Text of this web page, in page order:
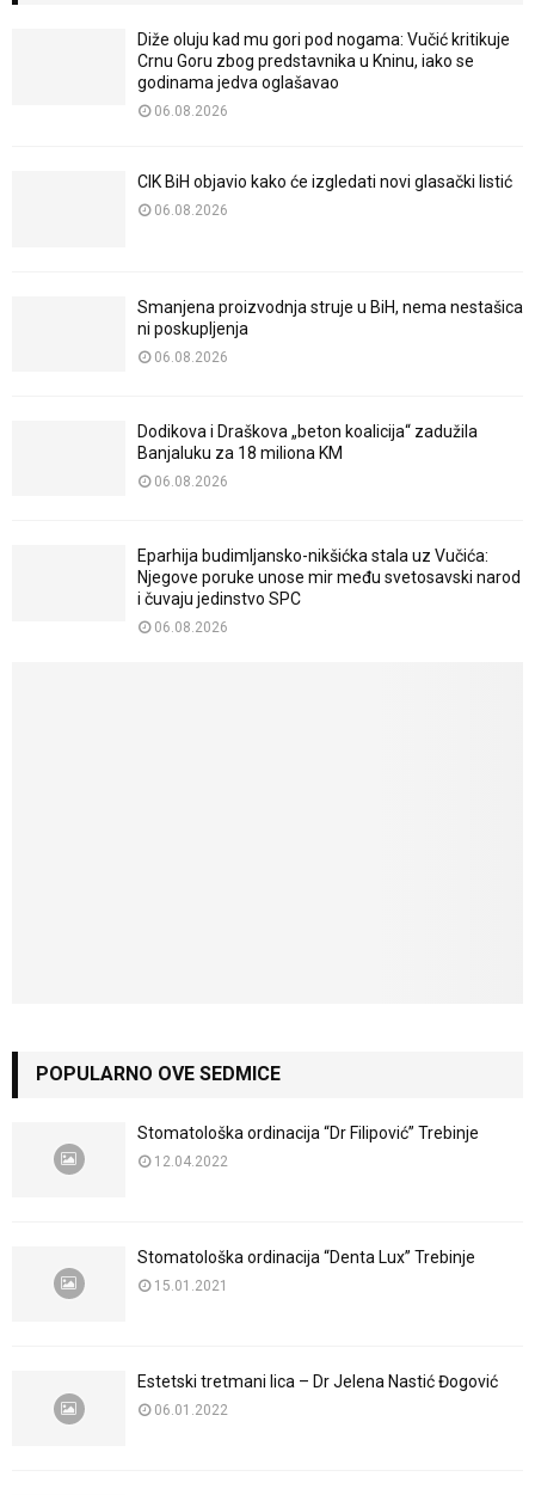
Diže oluju kad mu gori pod nogama: Vučić kritikuje
Crnu Goru zbog predstavnika u Kninu, iako se
godinama jedva oglašavao
06.08.2026
CIK BiH objavio kako će izgledati novi glasački listić
06.08.2026
Smanjena proizvodnja struje u BiH, nema nestašica
ni poskupljenja
06.08.2026
Dodikova i Draškova „beton koalicija“ zadužila
Banjaluku za 18 miliona KM
06.08.2026
Eparhija budimljansko-nikšićka stala uz Vučića:
Njegove poruke unose mir među svetosavski narod
i čuvaju jedinstvo SPC
06.08.2026
POPULARNO OVE SEDMICE
Stomatološka ordinacija “Dr Filipović” Trebinje
12.04.2022
Stomatološka ordinacija “Denta Lux” Trebinje
15.01.2021
Estetski tretmani lica – Dr Jelena Nastić Đogović
06.01.2022